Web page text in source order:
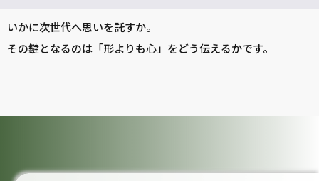
いかに次世代へ思いを託すか。
その鍵となるのは「形よりも心」をどう伝えるかです。